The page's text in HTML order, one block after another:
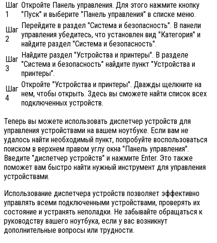
Шаг
1
Откройте Панель управления. Для этого нажмите кнопку
"Пуск" и выберите "Панель управления" в списке меню.
Шаг
2
Перейдите в раздел "Система и безопасность". В панели
управления убедитесь, что установлен вид "Категория" и
найдите раздел "Система и безопасность".
Шаг
3
Найдите раздел "Устройства и принтеры". В разделе
"Система и безопасность" найдите пункт "Устройства и
принтеры".
Шаг
4
Откройте "Устройства и принтеры". Дважды щелкните на
нем, чтобы открыть. Здесь вы сможете найти список всех
подключенных устройств.
Теперь вы можете использовать диспетчер устройств для
управления устройствами на вашем ноутбуке. Если вам не
удалось найти необходимый пункт, попробуйте воспользоваться
поиском в верхнем правом углу окна "Панель управления".
Введите "диспетчер устройств" и нажмите Enter. Это также
поможет вам быстро найти нужный инструмент для управления
устройствами.
Использование диспетчера устройств позволяет эффективно
управлять всеми подключенными устройствами, проверять их
состояние и устранять неполадки. Не забывайте обращаться к
руководству вашего ноутбука, если у вас возникнут
дополнительные вопросы или трудности.